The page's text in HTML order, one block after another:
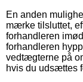
En anden
mærke tilsluttet,
forhandleren
forhandleren
vedtægterne på
hvis du udsættes